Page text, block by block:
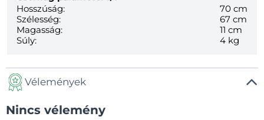
Hosszúság:
70 cm
Szélesség:
67 cm
Magasság:
11 cm
Súly:
4 kg
Vélemények
Nincs vélemény